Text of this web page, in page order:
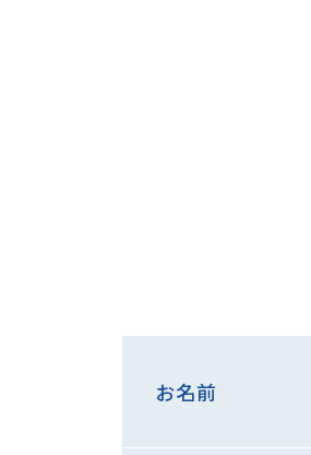
お名前